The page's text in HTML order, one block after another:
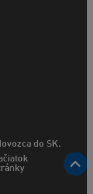
do SK.